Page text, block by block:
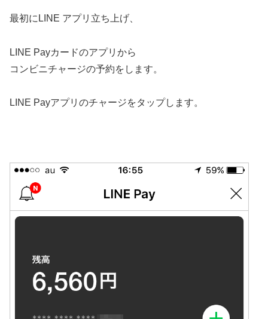
最初にLINE アプリ立ち上げ、
LINE Payカードのアプリから
コンビニチャージの予約をします。
LINE Payアプリのチャージをタップします。